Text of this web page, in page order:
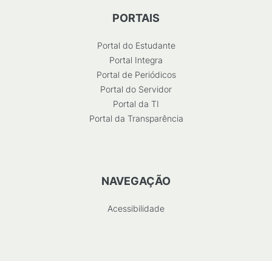
PORTAIS
Portal do Estudante
Portal Integra
Portal de Periódicos
Portal do Servidor
Portal da TI
Portal da Transparência
NAVEGAÇÃO
Acessibilidade